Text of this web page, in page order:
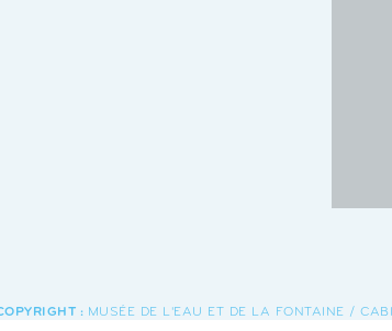
MUSÉE DE L'EAU ET DE LA FONTAINE /